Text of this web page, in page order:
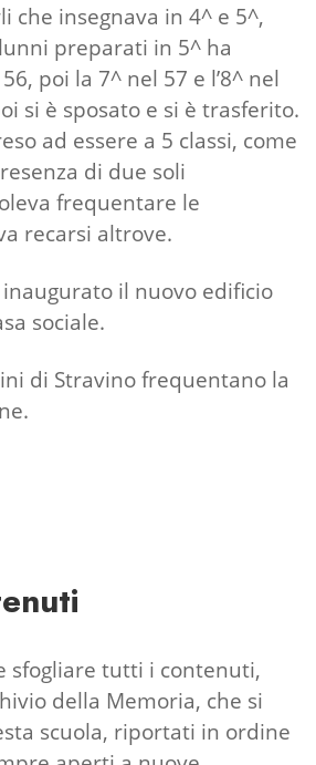
che insegnava in 4^ e 5^,
preparati in 5^ ha
poi la 7^ nel 57 e l’8^ nel
si è sposato e si è trasferito.
ad essere a 5 classi, come
di due soli
frequentare le
recarsi altrove.
il nuovo edificio
sociale.
di Stravino frequentano la
sfogliare tutti i contenuti,
della Memoria, che si
scuola, riportati in ordine